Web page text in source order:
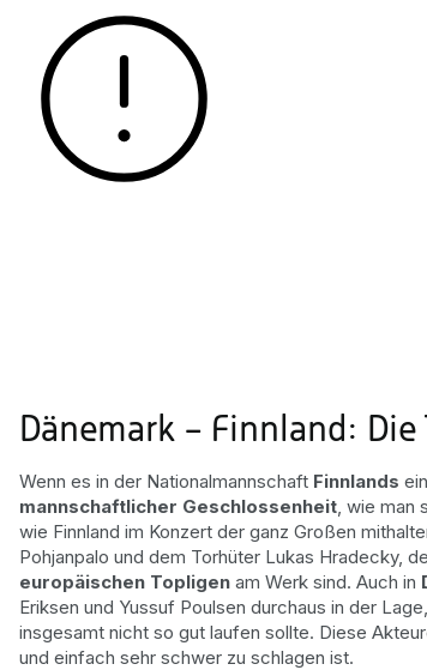
Dänemark – Finnland:
Wenn es in der Nationalmannschaft Finnlands
mannschaftlicher Geschlossenheit , wie
wie Finnland im Konzert der ganz Großen
Pohjanpalo und dem Torhüter Lukas Hradecky,
europäischen Topligen am Werk sind. Auch in
Eriksen und Yussuf Poulsen durchaus in der
insgesamt nicht so gut laufen sollte. Diese
und einfach sehr schwer zu schlagen ist.